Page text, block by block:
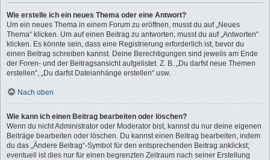
Wie erstelle ich ein neues Thema oder eine Antwort?
Um ein neues Thema in einem Forum zu eröffnen, musst du auf „Neues
Thema“ klicken. Um auf einen Beitrag zu antworten, musst du auf „Antworten“
klicken. Es könnte sein, dass eine Registrierung erforderlich ist, bevor du
einen Beitrag schreiben kannst. Deine Berechtigungen sind jeweils am Ende
der Foren- und der Beitragsansicht aufgelistet. Z. B. „Du darfst neue Themen
erstellen“, „Du darfst Dateianhänge erstellen“ usw.
Nach oben
Wie kann ich einen Beitrag bearbeiten oder löschen?
Wenn du nicht Administrator oder Moderator bist, kannst du nur deine eigenen
Beiträge bearbeiten oder löschen. Du kannst einen Beitrag bearbeiten, indem
du das „Ändere Beitrag“-Symbol für den entsprechenden Beitrag anklickst;
eventuell ist dies nur für einen begrenzten Zeitraum nach seiner Erstellung